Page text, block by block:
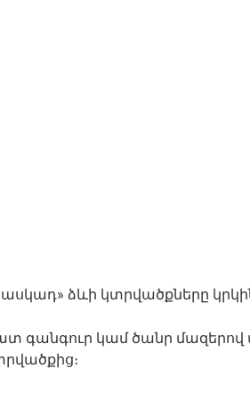
ձևի կտրվածքները
գանգուր կամ ծանր մազերով